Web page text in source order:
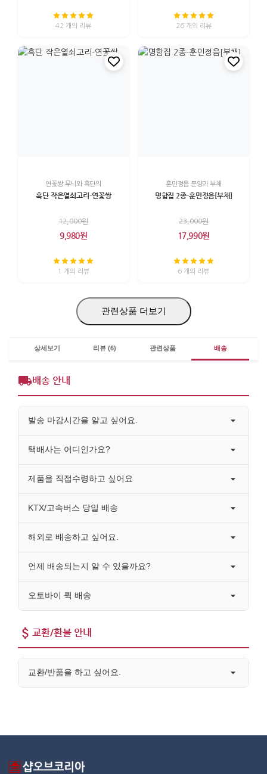
42 개의 리뷰 26 개의 리뷰
연꽃쌍 무늬와 흑단의
흑단 작은열쇠고리-연꽃쌍
12,000원
9,980원
1 개의 리뷰
훈민정음 문양과 부채
명함집 2종-훈민정음[부채]
23,000원
17,990원
6 개의 리뷰
관련상품 더보기
상세보기 리뷰 (6) 관련상품 배송
배송 안내
발송 마감시간을 알고 싶어요.
택배사는 어디인가요?
제품을 직접수령하고 싶어요
KTX/고속버스 당일 배송
해외로 배송하고 싶어요.
언제 배송되는지 알 수 있을까요?
오토바이 퀵 배송
교환/환불 안내
교환/반품을 하고 싶어요.